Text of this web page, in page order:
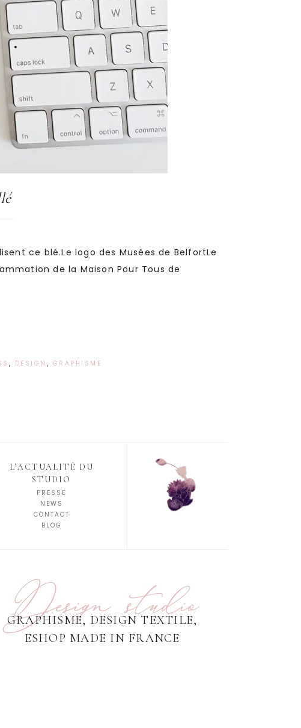
ce blé.Le logo des Musées de BelfortLe
de la Maison Pour Tous de
, DESIGN , GRAPHISME
L’ACTUALITÉ DU
STUDIO
PRESSE
NEWS
CONTACT
BLOG
Design studio
GRAPHISME, DESIGN TEXTILE,
ESHOP MADE IN FRANCE